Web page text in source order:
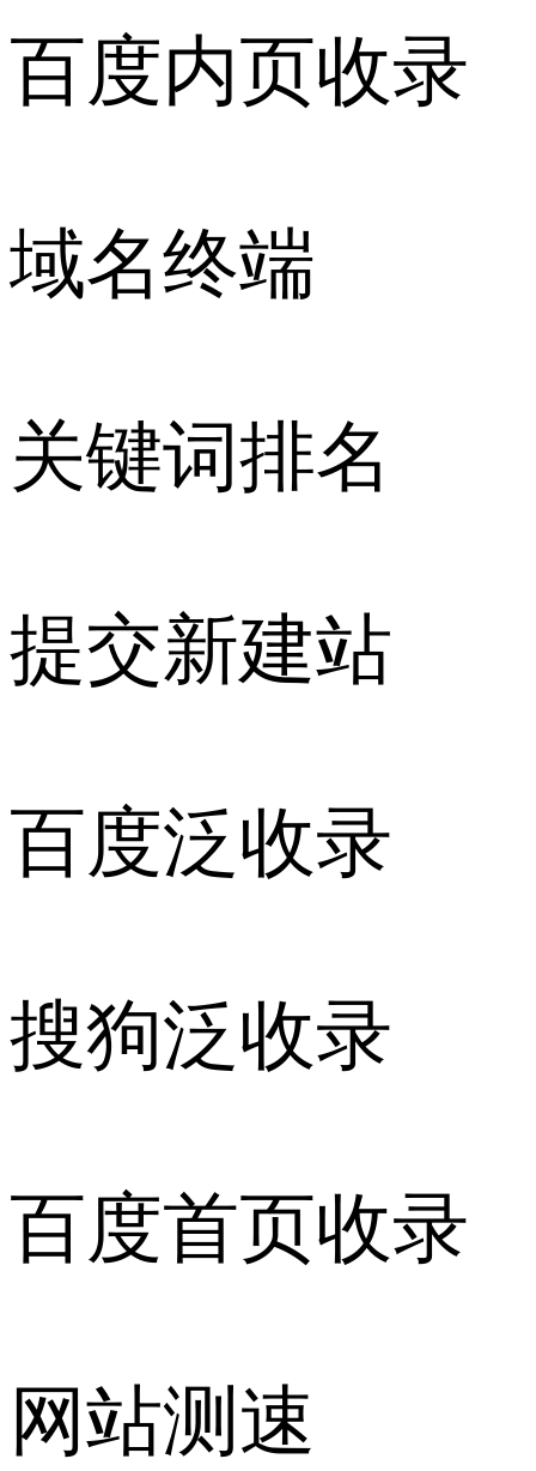
百度内页收录
域名终端
关键词排名
提交新建站
百度泛收录
搜狗泛收录
百度首页收录
网站测速